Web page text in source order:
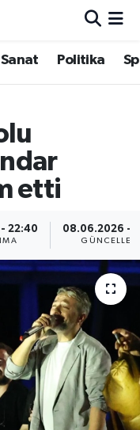
Politika
etti
22:40 08.06.2026 -